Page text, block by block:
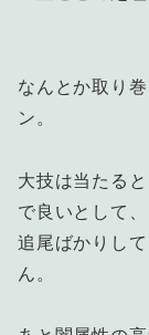
なんとか取り
ン。
大技は当たる
で良いとして
追尾ばかりし
ん。